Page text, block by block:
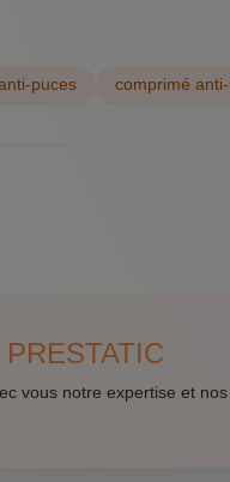
puces comprimé
vous notre expertise et